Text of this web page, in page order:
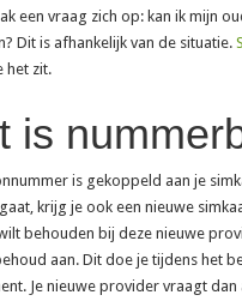
een vraag zich op: kan ik mijn
Dit is afhankelijk van de situatie.
het zit.
is
is gekoppeld aan je
krijg je ook een nieuwe
behouden bij deze nieuwe
aan. Dit doe je tijdens het
Je nieuwe provider vraagt